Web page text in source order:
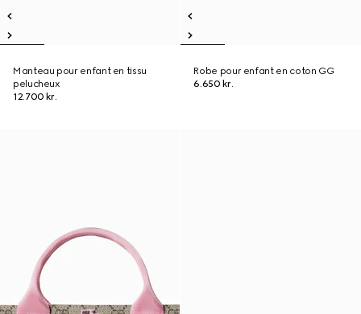
Manteau pour enfant en tissu
pelucheux
12.700 kr.
Robe pour enfant en coton GG
6.650 kr.